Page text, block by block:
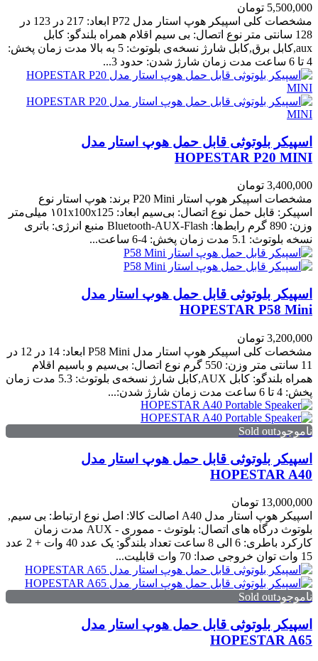
5,500,000 تومان
مشخصات کلی اسپیکر هوپ استار مدل P72 ابعاد: 217 در 123 در
128 سانتی متر نوع اتصال: بی سیم اقلام همراه بلندگو: کابل
aux,کابل برق,کابل شارژ نسخه‌ی بلوتوث: 5 به بالا مدت زمان پخش:
4 تا 6 ساعت مدت زمان شارژ شدن: حدود 3...
اسپیکر بلوتوثی قابل حمل هوپ استار مدل
HOPESTAR P20 MINI
3,400,000 تومان
مشخصات اسپیکر هوپ استار P20 Mini برند: هوپ استار نوع
اسپیکر: قابل حمل نوع اتصال: بی‌سیم ابعاد: ۱01x100x125 میلی‌متر
وزن: 890 گرم رابط‌ها: Bluetooth-AUX-Flash منبع انرژی: باتری
نسخه بلوتوث: 5.1 مدت زمان پخش: 4-6 ساعت...
اسپیکر بلوتوثی قابل حمل هوپ استار مدل
HOPESTAR P58 Mini
3,200,000 تومان
مشخصات کلی اسپیکر هوپ استار مدل P58 Mini ابعاد: 14 در 12 در
11 سانتی متر وزن: 550 گرم نوع اتصال: بی‌سیم و با‌سیم اقلام
همراه بلندگو: کابل AUX,کابل شارژ نسخه‌ی بلوتوث: 5.3 مدت زمان
پخش: 4 تا 6 ساعت مدت زمان شارژ شدن:...
ناموجودSold out
اسپیکر بلوتوثی قابل حمل هوپ استار مدل
HOPESTAR A40
13,000,000 تومان
اسپیکر هوپ استار مدل A40 اصالت کالا: اصل نوع ارتباط: بی سیم,
بلوتوث درگاه های اتصال: بلوتوث - مموری - AUX مدت زمان
کارکرد باطری: 6 الی 8 ساعت تعداد بلندگو: یک عدد 40 وات + 2 عدد
15 وات توان خروجی صدا: 70 وات قابلیت...
ناموجودSold out
اسپیکر بلوتوثی قابل حمل هوپ استار مدل
HOPESTAR A65